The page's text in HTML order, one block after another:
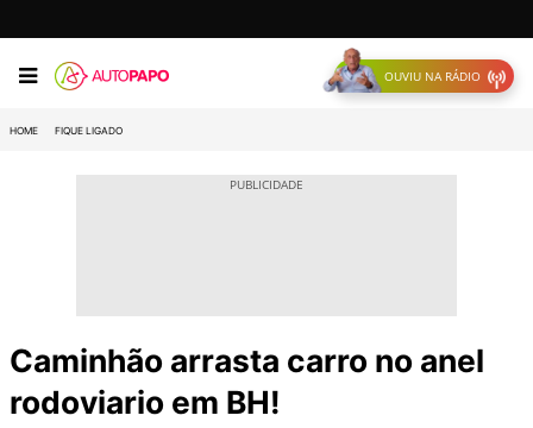
OUVIU NA RÁDIO
HOME FIQUE LIGADO
Caminhão arrasta carro no anel
rodoviario em BH!